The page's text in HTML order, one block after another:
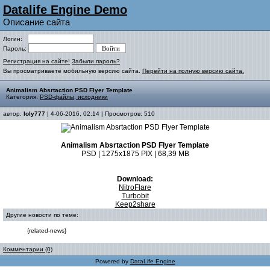
Datalife Engine Demo
Описание сайта
Логин:
Пароль:
Регистрация на сайте! Забыли пароль?
Вы просматриваете мобильную версию сайта. Перейти на полную версию сайта.
Animalism Absrtaction PSD Flyer Template
Категория: PSD-файлы, исходники
автор: loly777 | 4-06-2016, 02:14 | Просмотров: 510
Animalism Absrtaction PSD Flyer Template
PSD | 1275x1875 PIX | 68,39 MB
Download:
NitroFlare
Turbobit
Keep2share
Другие новости по теме:
{related-news}
Комментарии (0)
Powered by DataLife Engine